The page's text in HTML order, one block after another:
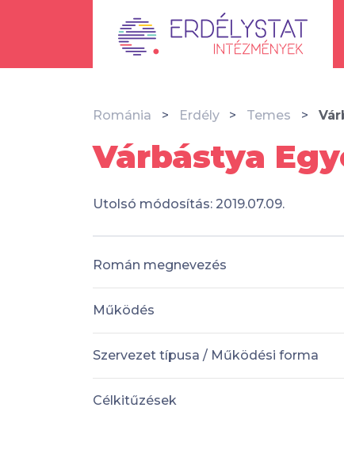
Románia Erdély Temes
Várbástya
Utolsó módosítás: 2019.07.09.
Román megnevezés
Működés
Szervezet típusa / Működési forma
Célkitűzések